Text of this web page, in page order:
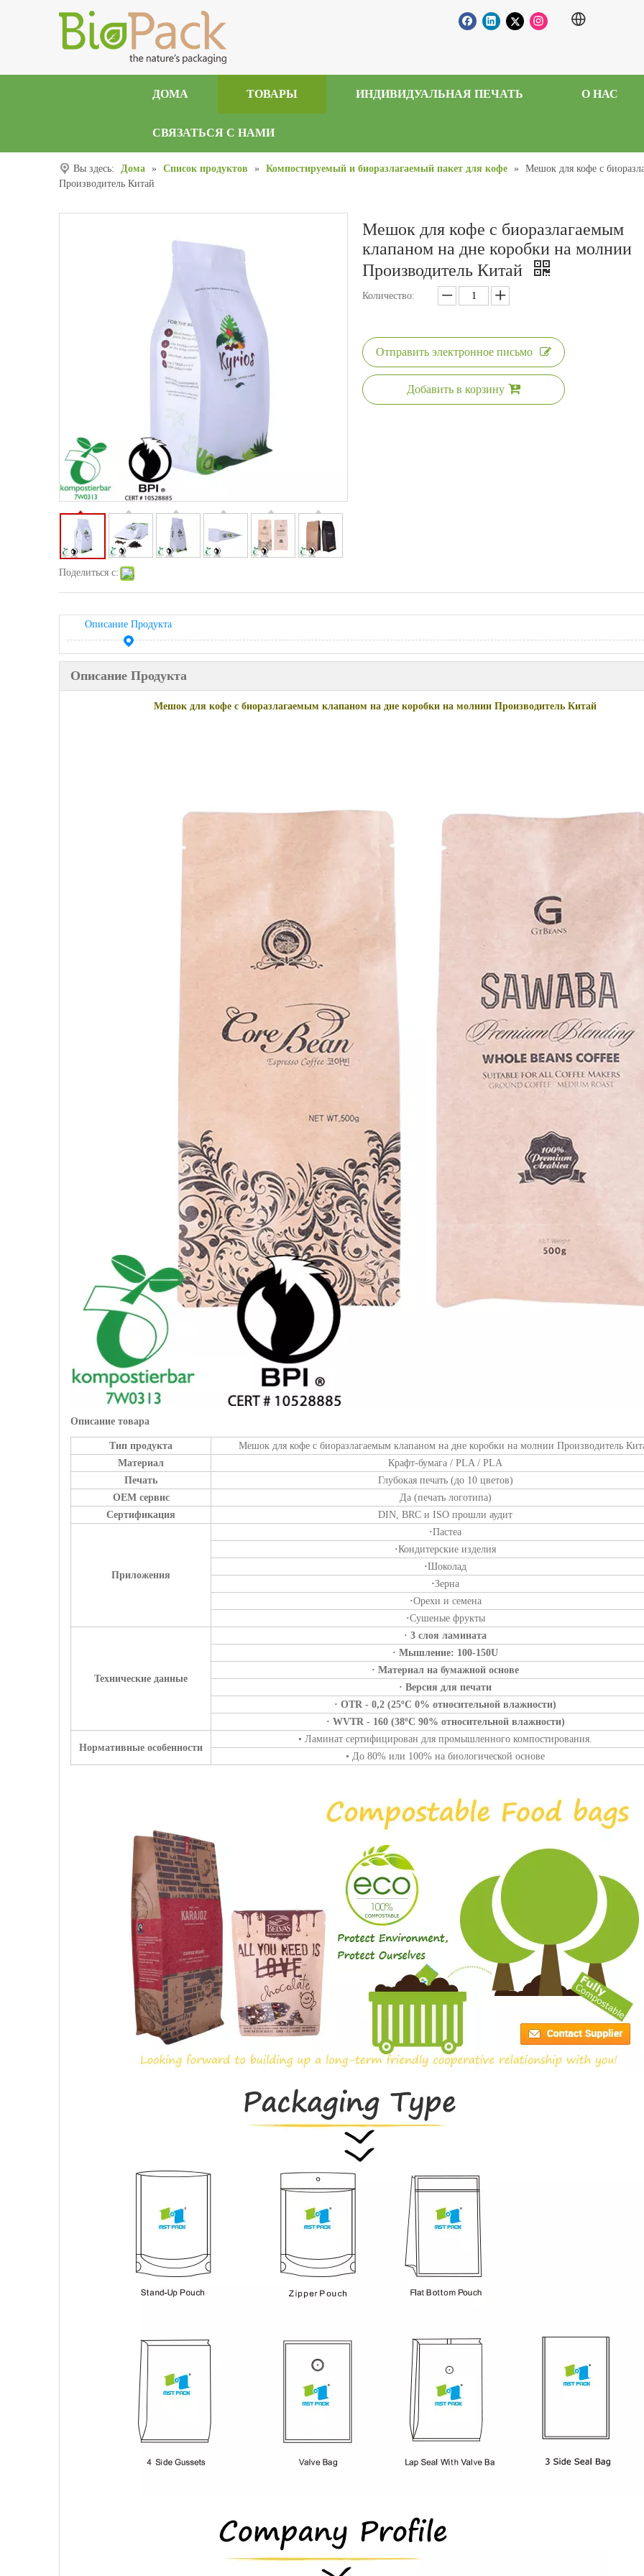
ДОМА ТОВАРЫ ИНДИВИДУАЛЬНАЯ ПЕЧАТЬ О НАС
СВЯЗАТЬСЯ С НАМИ
Вы здесь: Дома » Список продуктов » Компостируемый и биоразлагаемый пакет для кофе »
Мешок для кофе с
Производитель Китай
Поделиться с:
Мешок для кофе с биоразлагаемым
клапаном на дне коробки на молнии
Производитель Китай
Количество:
Отправить электронное письмо
Добавить в корзину
Описание Продукта
Описание Продукта
Мешок для кофе с биоразлагаемым клапаном на дне коробки на молнии Производитель Китай
Описание товара
Тип продукта
Мешок для кофе с биоразлагаемым клапаном на дне коробки на молнии Производитель
Материал
Крафт-бумага / PLA / PLA
Печать
Глубокая печать (до 10 цветов)
OEM сервис
Да (печать логотипа)
Сертификация
DIN, BRC и ISO прошли аудит
Приложения
·Пастеа
·Кондитерские изделия
·Шоколад
·Зерна
·Орехи и семена
·Сушеные фрукты
Технические данные
· 3 слоя ламината
· Мышление: 100-150U
· Материал на бумажной основе
· Версия для печати
· OTR - 0,2 (25ºC 0% относительной влажности)
· WVTR - 160 (38ºC 90% относительной влажности)
Нормативные особенности
• Ламинат сертифицирован для промышленного компостирования.
• До 80% или 100% на биологической основе